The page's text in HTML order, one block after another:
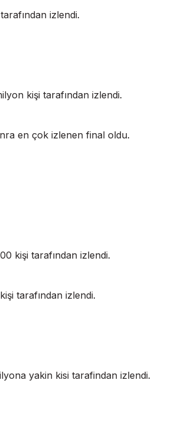
izlendi.
kişi tarafından izlendi.
en çok izlenen final oldu.
kişi tarafından izlendi.
tarafından izlendi.
yakin kisi tarafindan izlendi.